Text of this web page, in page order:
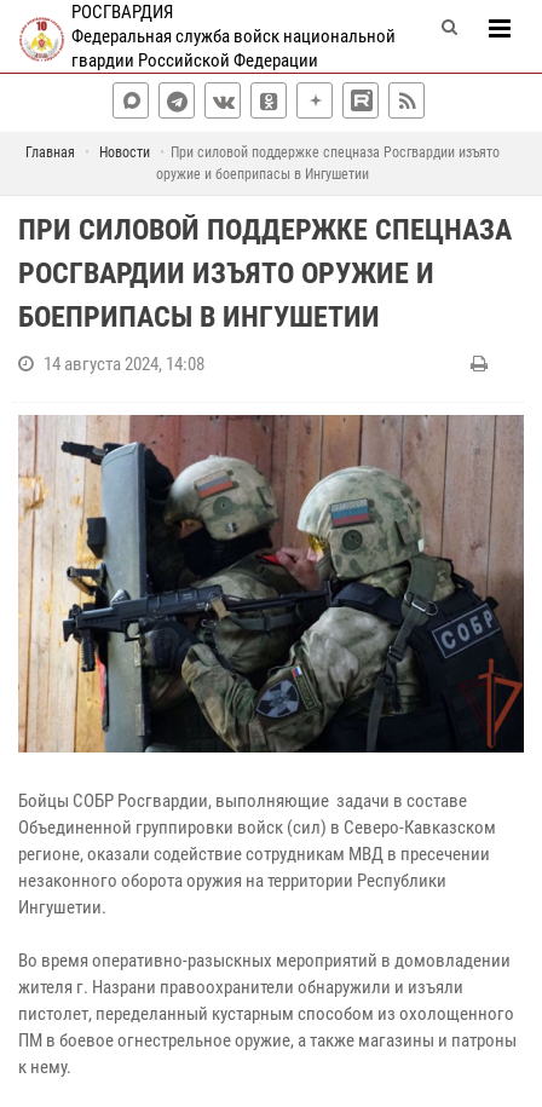
РОСГВАРДИЯ
Федеральная служба войск национальной
гвардии Российской Федерации
Главная Новости
При силовой поддержке спецназа Росгвардии изъято
оружие и боеприпасы в Ингушетии
ПРИ СИЛОВОЙ ПОДДЕРЖКЕ СПЕЦНАЗА
РОСГВАРДИИ ИЗЪЯТО ОРУЖИЕ И
БОЕПРИПАСЫ В ИНГУШЕТИИ
14 августа 2024, 14:08
Бойцы СОБР Росгвардии, выполняющие задачи в составе
Объединенной группировки войск (сил) в Северо-Кавказском
регионе, оказали содействие сотрудникам МВД в пресечении
незаконного оборота оружия на территории Республики
Ингушетии.
Во время оперативно-разыскных мероприятий в домовладении
жителя г. Назрани правоохранители обнаружили и изъяли
пистолет, переделанный кустарным способом из охолощенного
ПМ в боевое огнестрельное оружие, а также магазины и патроны
к нему.